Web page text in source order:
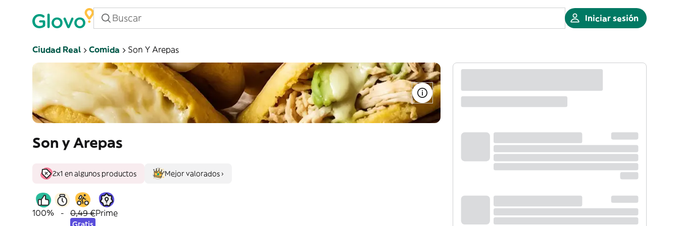
Iniciar sesión
Ciudad Real Comida Son Y Arepas
Son y Arepas
2x1 en algunos productos Mejor valorados ›
100% - 0,49 €
Gratis
Prime